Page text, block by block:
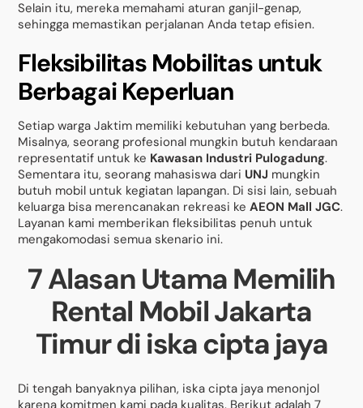
Selain itu, mereka memahami aturan ganjil-genap,
sehingga memastikan perjalanan Anda tetap efisien.
Fleksibilitas Mobilitas untuk
Berbagai Keperluan
Setiap warga Jaktim memiliki kebutuhan yang berbeda.
Misalnya, seorang profesional mungkin butuh kendaraan
representatif untuk ke Kawasan Industri Pulogadung.
Sementara itu, seorang mahasiswa dari UNJ mungkin
butuh mobil untuk kegiatan lapangan. Di sisi lain, sebuah
keluarga bisa merencanakan rekreasi keAEON Mall JGC.
Layanan kami memberikan fleksibilitas penuh untuk
mengakomodasi semua skenario ini.
7 Alasan Utama Memilih
Rental Mobil Jakarta
Timur di iska cipta jaya
Di tengah banyaknya pilihan, iska cipta jaya menonjol